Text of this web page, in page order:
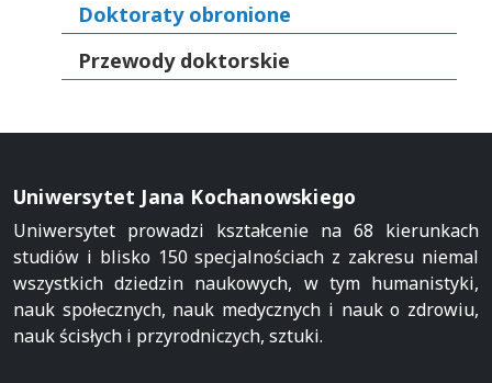
Doktoraty obronione
Przewody doktorskie
Uniwersytet Jana Kochanowskiego
Uniwersytet prowadzi kształcenie na 68 kierunkach
studiów i blisko 150 specjalnościach z zakresu niemal
wszystkich dziedzin naukowych, w tym humanistyki,
nauk społecznych, nauk medycznych i nauk o zdrowiu,
nauk ścisłych i przyrodniczych, sztuki.